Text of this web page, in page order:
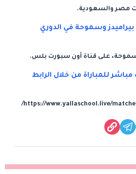
بيراميدز وسموحة في الدوري
وسموحة، على قناة أون سبورت بلس.
للمباراة من خلال الرابط
https://www.yallaschool.live/